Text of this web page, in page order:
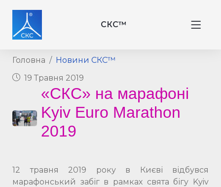
СКС™
Головна
Новини СКС™
19 Травня 2019
«СКС» на марафоні
Kyiv Euro Marathon
2019
12 травня 2019 року в Києві відбувся
марафонський забіг в рамках свята бігу Kyiv